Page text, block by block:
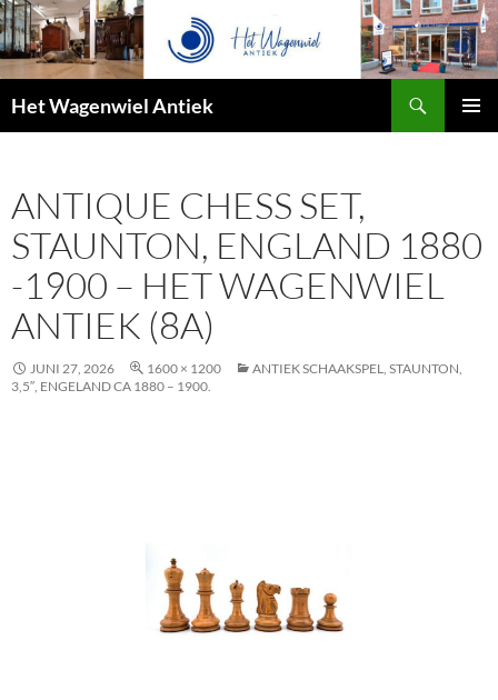
Het Wagenwiel Antiek
ANTIQUE CHESS SET,
STAUNTON, ENGLAND 1880
-1900 – HET WAGENWIEL
ANTIEK (8A)
JUNI 27, 2026 1600 × 1200
ANTIEK SCHAAKSPEL, STAUNTON,
3,5″, ENGELAND CA 1880 – 1900.